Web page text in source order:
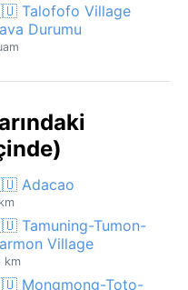
Talofofo Village
Durumu
Adacao
Tamuning-Tumon-
Village
km
Mongmong-Toto-